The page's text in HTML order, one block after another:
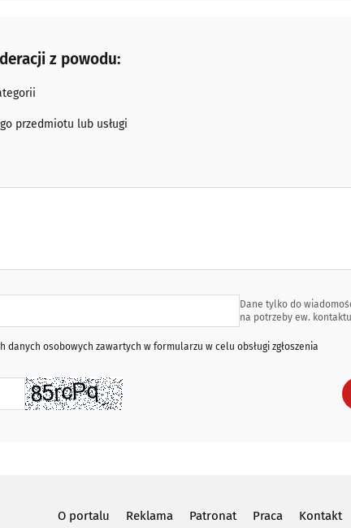
z powodu:
przedmiotu lub usługi
Dane tylko do
na potrzeby ew.
danych osobowych zawartych w formularzu w celu obsługi zgłoszenia
O portalu Reklama Patronat Praca Kontakt